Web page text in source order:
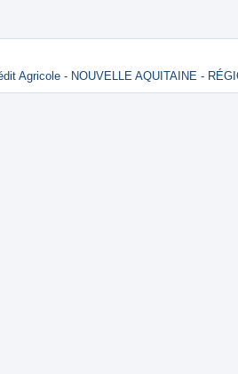
Agricole - NOUVELLE AQUITAINE -